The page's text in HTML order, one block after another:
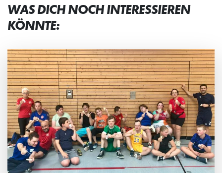
WAS DICH NOCH INTERESSIEREN
KÖNNTE: